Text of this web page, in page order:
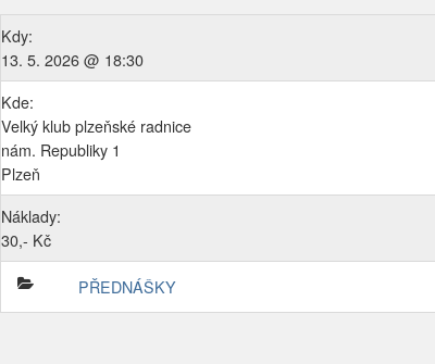
Kdy:
13. 5. 2026 @ 18:30
Kde:
Velký klub plzeňské radnice
nám. Republiky 1
Plzeň
Náklady:
30,- Kč
PŘEDNÁŠKY